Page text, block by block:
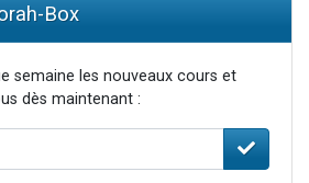
Box
semaine les nouveaux cours et
dès maintenant :